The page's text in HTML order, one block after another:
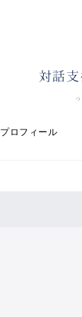
対話支
つ
プロフィール